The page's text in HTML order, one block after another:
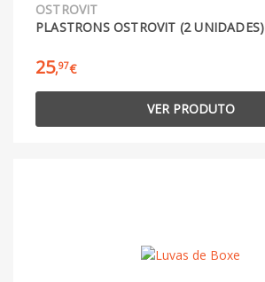
OSTROVIT
PLASTRONS OSTROVIT (2 UNIDADES)
25,97€
VER PRODUTO